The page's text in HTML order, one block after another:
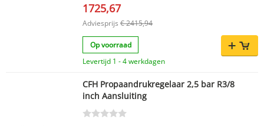
1725,67
Adviesprijs € 2415,94
Op voorraad
Levertijd 1 - 4 werkdagen
CFH Propaandrukregelaar 2,5 bar R3/8
inch Aansluiting